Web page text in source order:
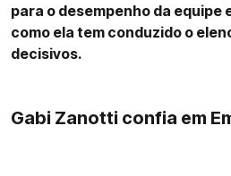
para o desempenho da equipe
como ela tem conduzido o
decisivos.
Gabi Zanotti confia em